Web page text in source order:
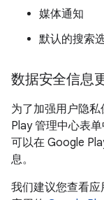
媒体通知
默认的搜索
数据安全信息
为了加强用户隐
Play 管理中心表
可以在 Google
息。
我们建议您查看